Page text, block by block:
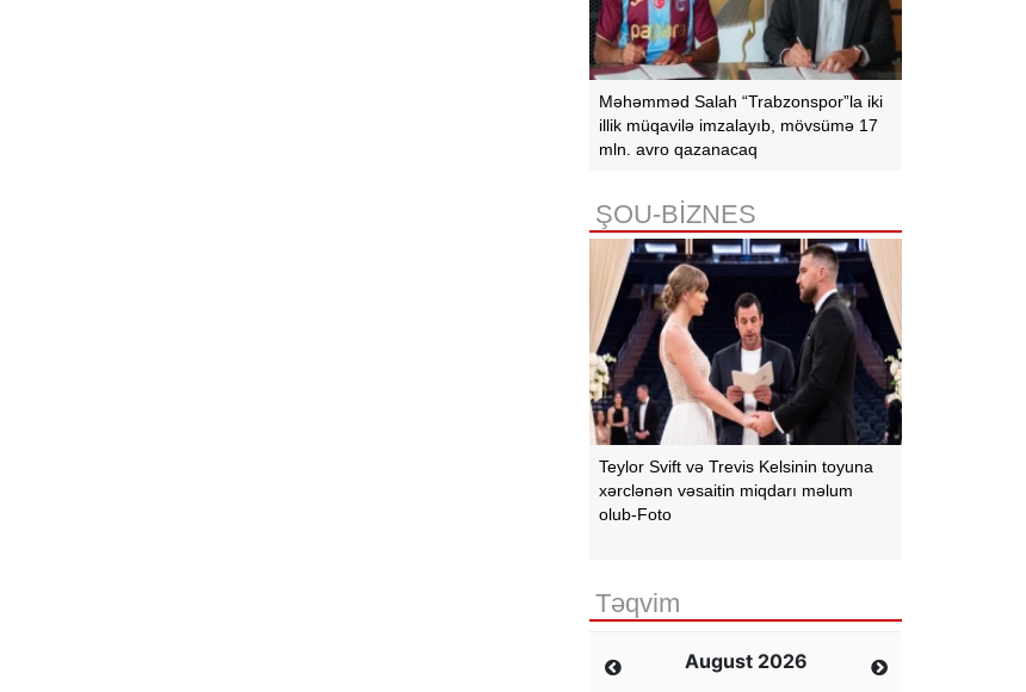
Məhəmməd Salah “Trabzonspor”la iki
illik müqavilə imzalayıb, mövsümə 17
mln. avro qazanacaq
ŞOU-BİZNES
Teylor Svift və Trevis Kelsinin toyuna
xərclənən vəsaitin miqdarı məlum
olub-Foto
Təqvim
August 2026